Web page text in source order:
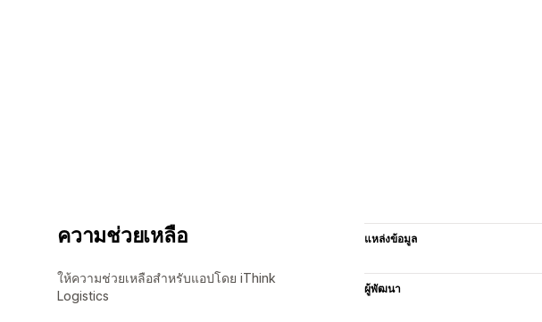
ความช่วยเหลือ
ให้ความช่วยเหลือสำหรับแอปโดย iThink
Logistics
แหล่งข้อมูล
ผู้พัฒนา